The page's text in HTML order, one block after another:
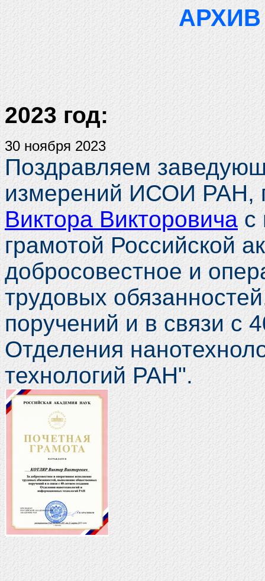
2023 год:
30 ноября 2023
Поздравляем
измерений ИСОИ РАН,
Виктора Викторовича с
грамотой Российской
добросовестное и
трудовых
поручений и в связи с
Отделения
технологий РАН".